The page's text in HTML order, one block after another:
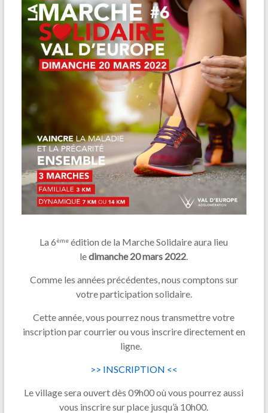
La 6ème édition de la Marche Solidaire aura lieu
ledimanche 20 mars 2022
Comme les années précédentes, nous comptons sur
votre participation solidaire.
Cette année, vous pourrez nous transmettre votre
inscription par courrier ou vous inscrire directement en
ligne.
>> INSCRIPTION <<
Le village sera ouvert dès 09h00 où vous pourrez aussi
vous inscrire sur place jusqu’à 10h00.